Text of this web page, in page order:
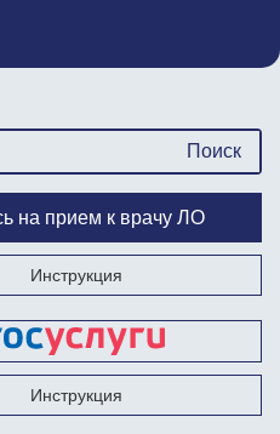
на прием к врачу ЛО
Инструкция
к врачу на Госуслугах
Инструкция